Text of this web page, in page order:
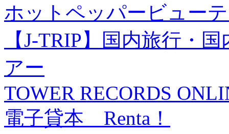
ホットペッパービュー
【J-TRIP】国内旅行・
アー
TOWER RECORDS
電子貸本 Renta！